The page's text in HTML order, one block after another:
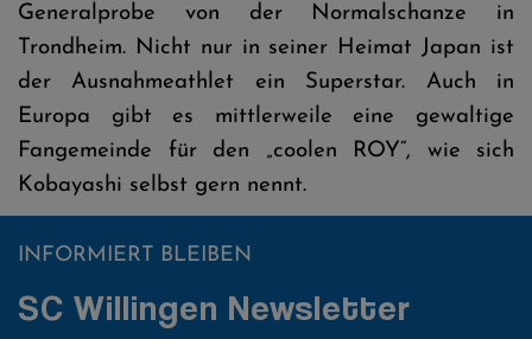
Generalprobe von der Normalschanze in
Trondheim. Nicht nur in seiner Heimat Japan ist
der Ausnahmeathlet ein Superstar. Auch in
Europa gibt es mittlerweile eine gewaltige
Fangemeinde für den „coolen ROY“, wie sich
Kobayashi selbst gern nennt.
INFORMIERT BLEIBEN
SC Willingen Newsletter